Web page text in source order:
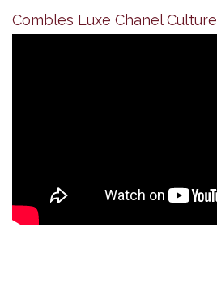
Combles Luxe Chanel Culture